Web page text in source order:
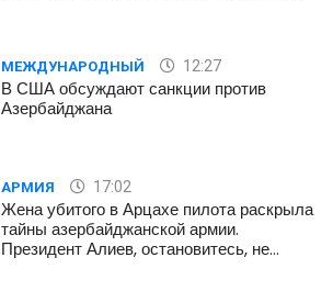
МЕЖДУНАРОДНЫЙ 12:27
В США обсуждают санкции против
Азербайджана
АРМИЯ 17:02
Жена убитого в Арцахе пилота раскрыла
тайны азербайджанской армии.
Президент Алиев, остановитесь, не